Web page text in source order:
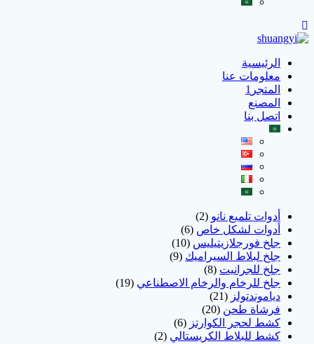
الرئيسية
معلومات عنا
المتجر1
المصنع
اتصل بنا
أدوات تلميع نانو
2
أدوات لشكل خاص 6
جلخ فورجلازيتيليس 10
جلخ لبلاط السيراميك 9
جلخ للجرانيت 8
جلخ للرخام والرخام الاصطناعي 19
دياموندتولز
21
فرشاة طحن 20
كشط لحجر الكوارتز
6
كشط للبلاط الكريستالي
2